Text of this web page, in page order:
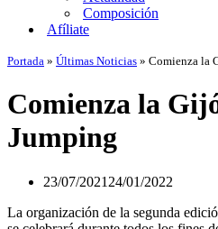
Composición
Afíliate
Portada » Últimas Noticias » Comienza la
Comienza la
Jumping
23/07/2021 24/01/2022
La organización de la segunda